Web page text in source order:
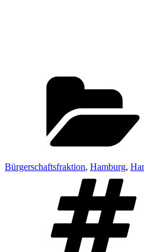
Bürgerschaftsfraktion, Hamburg,